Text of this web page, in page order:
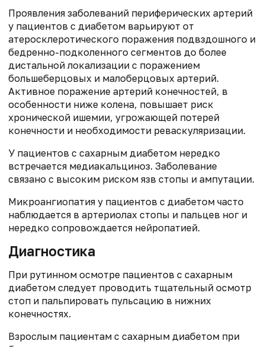
Проявления заболеваний периферических артерий
у пациентов с диабетом варьируют от
атеросклеротического поражения подвздошного и
бедренно-подколенного сегментов до более
дистальной локализации с поражением
большеберцовых и малоберцовых артерий.
Активное поражение артерий конечностей, в
особенности ниже колена, повышает риск
хронической ишемии, угрожающей потерей
конечности и необходимости реваскуляризации.
У пациентов с сахарным диабетом нередко
встречается медиакальциноз. Заболевание
связано с высоким риском язв стопы и ампутации.
Микроангиопатия у пациентов с диабетом часто
наблюдается в артериолах стопы и пальцев ног и
нередко сопровождается нейропатией.
Диагностика
При рутинном осмотре пациентов с сахарным
диабетом следует проводить тщательный осмотр
стоп и пальпировать пульсацию в нижних
конечностях.
Взрослым пациентам с сахарным диабетом при